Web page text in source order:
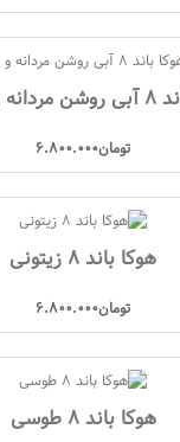
و پسرانه
تومان6.800.000
هوکا باند 8 زیتونی
تومان6.800.000
هوکا باند 8 طوسی